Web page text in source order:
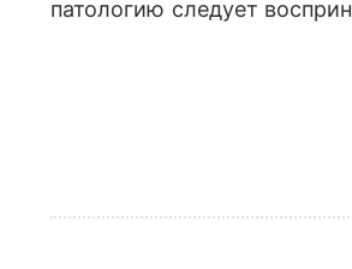
патологию следует